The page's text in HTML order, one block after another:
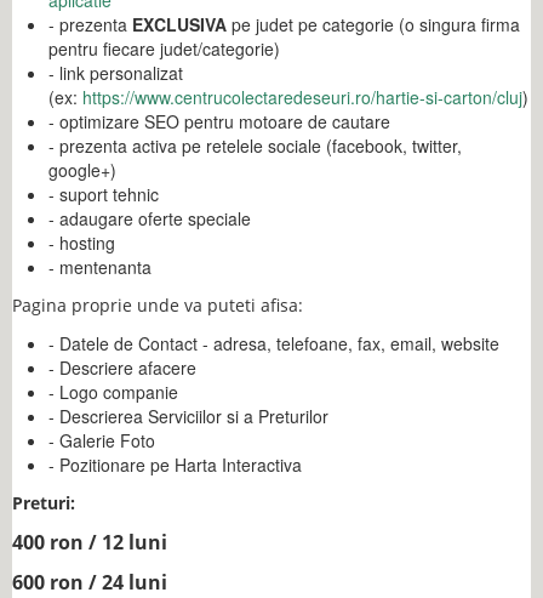
- prezenta EXCLUSIVA pe judet pe categorie (o singura firma
pentru fiecare judet/categorie)
- link personalizat
(ex: https://www.centrucolectaredeseuri.ro/hartie-si-carton/cluj)
- optimizare SEO pentru motoare de cautare
- prezenta activa pe retelele sociale (facebook, twitter,
google+)
- suport tehnic
- adaugare oferte speciale
- hosting
- mentenanta
Pagina proprie unde va puteti afisa:
- Datele de Contact - adresa, telefoane, fax, email, website
- Descriere afacere
- Logo companie
- Descrierea Serviciilor si a Preturilor
- Galerie Foto
- Pozitionare pe Harta Interactiva
Preturi:
400 ron / 12 luni
600 ron / 24 luni